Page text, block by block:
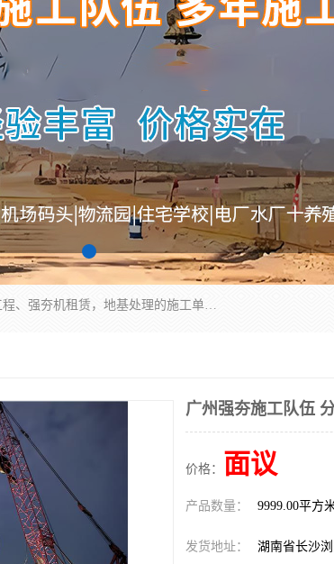
湖南业峻强夯基础工程有限公司是一家专业从事湖南强夯基础工程、强夯机租赁，地基处理的施工单位。业务覆盖：湖南、广东，江西等地。可承接1000KN.m-25000KN.m强夯（置换）工程。公司创始人是国内较早期从事强夯施工的建设者，经过多年的一步一个脚印的发展，在行业内具有较高的度和良好的口碑。
广州强夯施工队伍
价格： 面议
产品数量： 9999.00平方
发货地址： 湖南省长沙